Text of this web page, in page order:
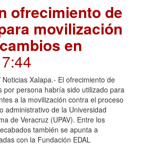
ofrecimiento de
movilización
en
Xalapa.- El ofrecimiento de
por persona habría sido utilizado para
a la movilización contra el proceso
administrativo de la Universidad
de Veracruz (UPAV). Entre los
también se apunta a
con la Fundación EDAL